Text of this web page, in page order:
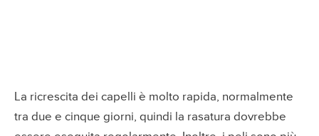
La ricrescita dei capelli è molto rapida, normalmente
tra due e cinque giorni, quindi la rasatura dovrebbe